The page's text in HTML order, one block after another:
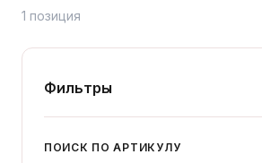
1 позиция
Фильтры
ПОИСК ПО АРТИКУЛУ
Сергей — первый в отрасли